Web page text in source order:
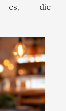
es, die